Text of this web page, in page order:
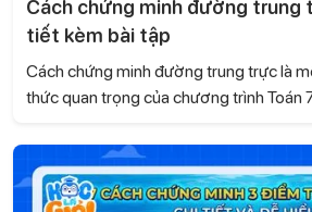
Cách chứng minh đường trung
tiết kèm bài tập
Cách chứng minh đường trung trực là
thức quan trọng của chương trình Toán
Học là Giỏi sẽ hướng dẫn chi tiết các
đường trung trực dựa trên kiến thức
với cuộc sống, kèm ví dụ minh họa và